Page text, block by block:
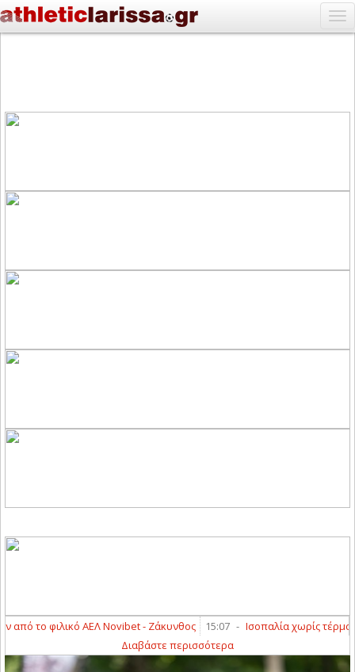
φιλικό ΑΕΛ Novibet - Ζάκυνθος 15:07 - Ισοπαλία χωρίς τέρματα
Διαβάστε περισσότερα